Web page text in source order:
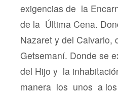
exigencias de la
de la Última Cena.
Nazaret y del Calvario,
Getsemaní. Donde se
del Hijo y la
manera los unos a